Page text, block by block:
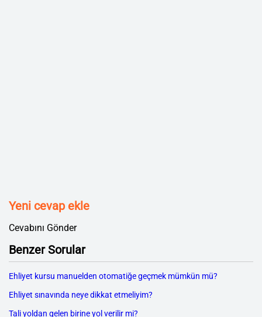
Yeni cevap ekle
Cevabını Gönder
Benzer Sorular
Ehliyet kursu manuelden otomatiğe geçmek mümkün mü?
Ehliyet sınavında neye dikkat etmeliyim?
Tali yoldan gelen birine yol verilir mi?